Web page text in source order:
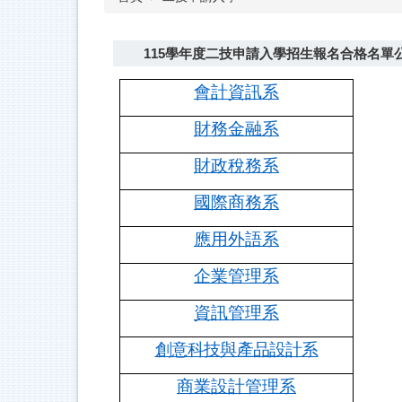
115學年度二技申請入學招生報名合格名單
會計資訊系
財務金融系
財政稅務系
國際商務系
應用外語系
企業管理系
資訊管理系
創意科技與產品設計系
商業設計管理系